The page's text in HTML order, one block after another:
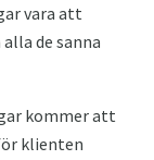
vara att
de sanna
kommer att
klienten